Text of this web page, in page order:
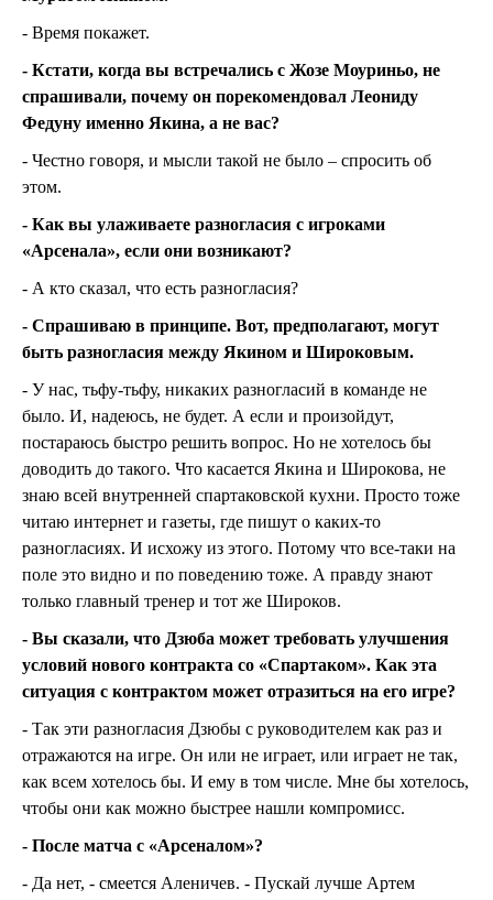
- Время покажет.
- Кстати, когда вы встречались с Жозе Моуриньо, не
спрашивали, почему он порекомендовал Леониду
Федуну именно Якина, а не вас?
- Честно говоря, и мысли такой не было – спросить об
этом.
- Как вы улаживаете разногласия с игроками
«Арсенала», если они возникают?
- А кто сказал, что есть разногласия?
- Спрашиваю в принципе. Вот, предполагают, могут
быть разногласия между Якином и Широковым.
- У нас, тьфу-тьфу, никаких разногласий в команде не
было. И, надеюсь, не будет. А если и произойдут,
постараюсь быстро решить вопрос. Но не хотелось бы
доводить до такого. Что касается Якина и Широкова, не
знаю всей внутренней спартаковской кухни. Просто тоже
читаю интернет и газеты, где пишут о каких-то
разногласиях. И исхожу из этого. Потому что все-таки на
поле это видно и по поведению тоже. А правду знают
только главный тренер и тот же Широков.
- Вы сказали, что Дзюба может требовать улучшения
условий нового контракта со «Спартаком». Как эта
ситуация с контрактом может отразиться на его игре?
- Так эти разногласия Дзюбы с руководителем как раз и
отражаются на игре. Он или не играет, или играет не так,
как всем хотелось бы. И ему в том числе. Мне бы хотелось,
чтобы они как можно быстрее нашли компромисс.
- После матча с «Арсеналом»?
- Да нет, - смеется Аленичев. - Пускай лучше Артем